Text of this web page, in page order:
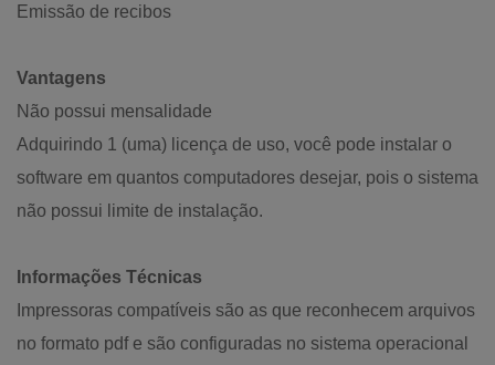
Emissão de recibos
Vantagens
Não possui mensalidade
Adquirindo 1 (uma) licença de uso, você pode instalar o
software em quantos computadores desejar, pois o sistema
não possui limite de instalação.
Informações Técnicas
Impressoras compatíveis são as que reconhecem arquivos
no formato pdf e são configuradas no sistema operacional